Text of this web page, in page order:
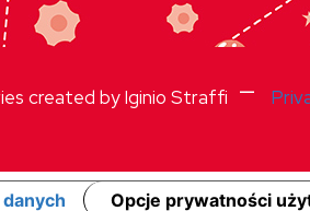
created by Iginio Straffi —
Opcje prywatności